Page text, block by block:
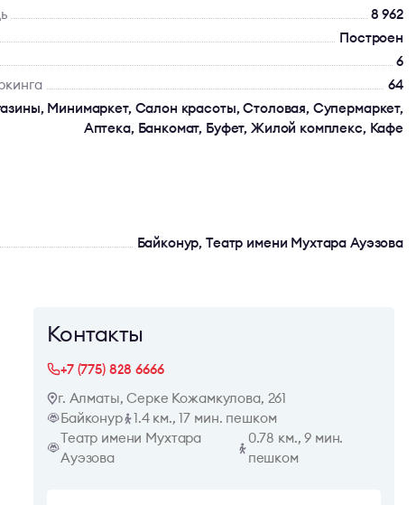
8 962
Построен
6
64
Минимаркет, Салон красоты, Столовая, Супермаркет,
Аптека, Банкомат, Буфет, Жилой комплекс, Кафе
Байконур, Театр имени Мухтара Ауэзова
Контакты
+7 (775) 828 6666
г. Алматы, Серке Кожамкулова, 261
Байконур
1.4 км., 17 мин. пешком
Театр имени Мухтара
Ауэзова
0.78 км., 9 мин.
пешком